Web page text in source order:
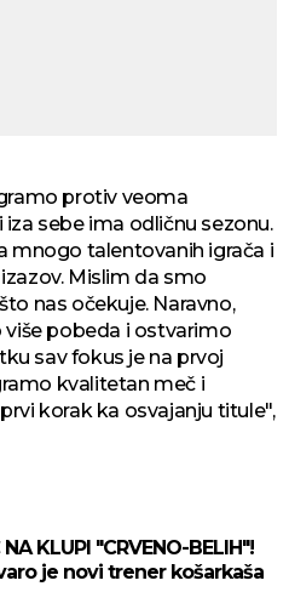
protiv veoma
sebe ima odličnu sezonu.
mnogo talentovanih igrača i
Mislim da smo
nas očekuje. Naravno,
pobeda i ostvarimo
sav fokus je na prvoj
kvalitetan meč i
korak ka osvajanju titule",
NA KLUPI "CRVENO-BELIH"!
je novi trener košarkaša